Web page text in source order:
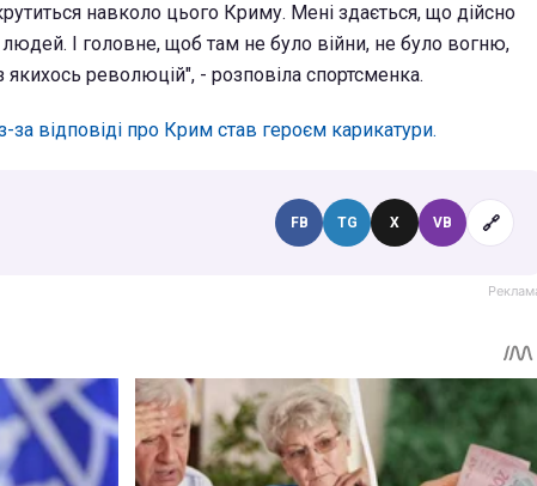
навколо цього Криму. Мені здається, що дійсно
І головне, щоб там не було війни, не було вогню,
революцій", - розповіла спортсменка.
за відповіді про Крим став героєм карикатури.
FB TG X VB 🔗